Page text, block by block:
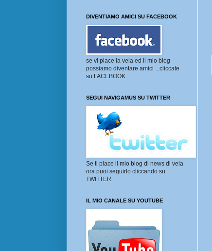
DIVENTIAMO AMICI SU FACEBOOK
se vi piace la vela ed il mio blog
possiamo diventare amici ...cliccate
su FACEBOOK
SEGUI NAVIGAMUS SU TWITTER
Se ti piace il mio blog di news di vela
ora puoi seguirlo cliccando su
TWITTER
IL MIO CANALE SU YOUTUBE